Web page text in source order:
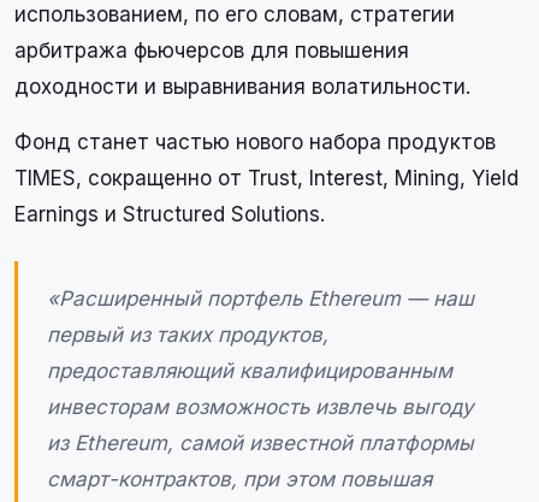
использованием, по его словам, стратегии
арбитража фьючерсов для повышения
доходности и выравнивания волатильности.
Фонд станет частью нового набора продуктов
TIMES, сокращенно от Trust, Interest, Mining, Yield
Earnings и Structured Solutions.
«Расширенный портфель Ethereum — наш
первый из таких продуктов,
предоставляющий квалифицированным
инвесторам возможность извлечь выгоду
из Ethereum, самой известной платформы
смарт-контрактов, при этом повышая